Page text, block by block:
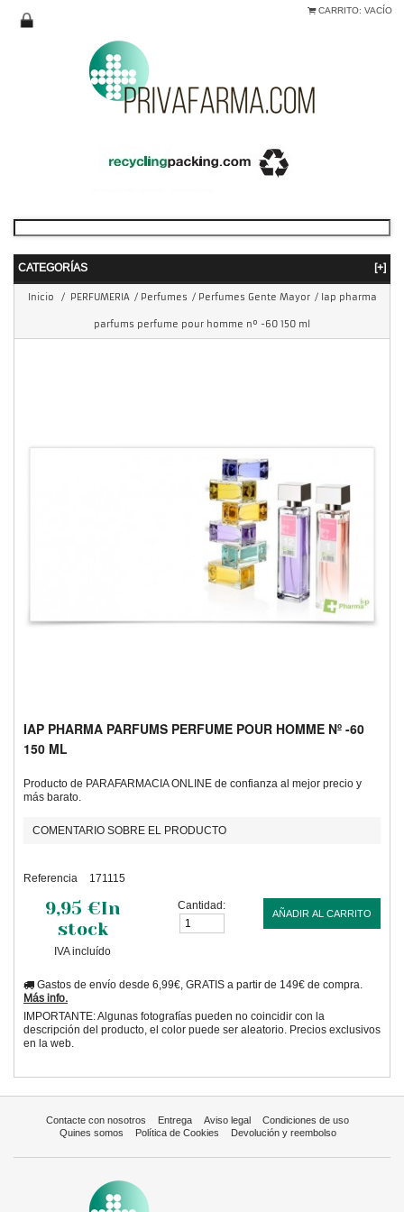
CARRITO: VACÍO
CATEGORÍAS [+]
Inicio / PERFUMERIA / Perfumes / Perfumes Gente Mayor / Iap pharma
parfums perfume pour homme nº -60 150 ml
IAP PHARMA PARFUMS PERFUME POUR HOMME Nº -60
150 ML
Producto de PARAFARMACIA ONLINE de confianza al mejor precio y
más barato.
COMENTARIO SOBRE EL PRODUCTO
Referencia 171115
9,95 €In
stock
IVA incluído
Cantidad:
AÑADIR AL CARRITO
Gastos de envío desde 6,99€, GRATIS a partir de 149€ de compra.
Más info.
IMPORTANTE: Algunas fotografías pueden no coincidir con la
descripción del producto, el color puede ser aleatorio. Precios exclusivos
en la web.
Contacte con nosotros Entrega Aviso legal
Condiciones de uso
Quines somos
Política de Cookies Devolución y reembolso